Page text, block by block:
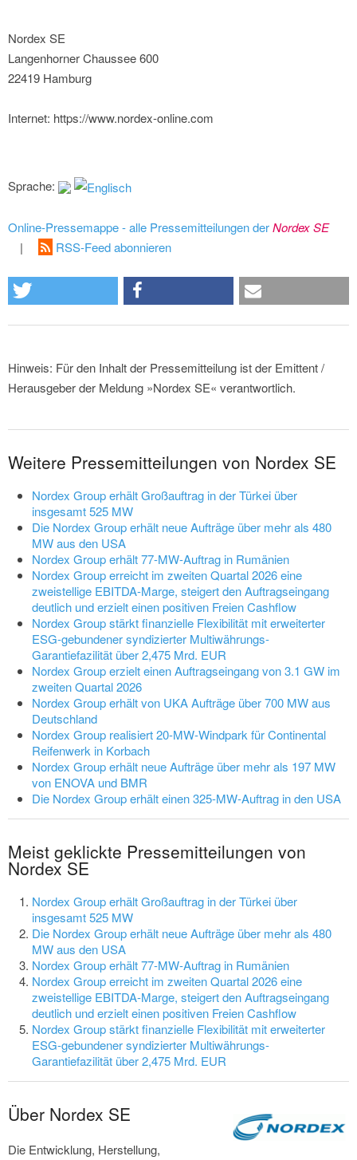
Nordex SE
Langenhorner Chaussee 600
22419 Hamburg
Internet: https://www.nordex-online.com
Sprache:
Online-Pressemappe - alle Pressemitteilungen derNordex SE
|
RSS-Feed abonnieren
Hinweis: Für den Inhalt der Pressemitteilung ist der Emittent /
Herausgeber der Meldung »Nordex SE« verantwortlich.
Weitere Pressemitteilungen von Nordex SE
Nordex Group erhält Großauftrag in der Türkei über
insgesamt 525 MW
Die Nordex Group erhält neue Aufträge über mehr als 480
MW aus den USA
Nordex Group erhält 77-MW-Auftrag in Rumänien
Nordex Group erreicht im zweiten Quartal 2026 eine
zweistellige EBITDA-Marge, steigert den Auftragseingang
deutlich und erzielt einen positiven Freien Cashflow
Nordex Group stärkt finanzielle Flexibilität mit erweiterter
ESG-gebundener syndizierter Multiwährungs-
Garantiefazilität über 2,475 Mrd. EUR
Nordex Group erzielt einen Auftragseingang von 3.1 GW im
zweiten Quartal 2026
Nordex Group erhält von UKA Aufträge über 700 MW aus
Deutschland
Nordex Group realisiert 20-MW-Windpark für Continental
Reifenwerk in Korbach
Nordex Group erhält neue Aufträge über mehr als 197 MW
von ENOVA und BMR
Die Nordex Group erhält einen 325-MW-Auftrag in den USA
Meist geklickte Pressemitteilungen von
Nordex SE
Nordex Group erhält Großauftrag in der Türkei über
insgesamt 525 MW
Die Nordex Group erhält neue Aufträge über mehr als 480
MW aus den USA
Nordex Group erhält 77-MW-Auftrag in Rumänien
Nordex Group erreicht im zweiten Quartal 2026 eine
zweistellige EBITDA-Marge, steigert den Auftragseingang
deutlich und erzielt einen positiven Freien Cashflow
Nordex Group stärkt finanzielle Flexibilität mit erweiterter
ESG-gebundener syndizierter Multiwährungs-
Garantiefazilität über 2,475 Mrd. EUR
Über Nordex SE
Die Entwicklung, Herstellung,